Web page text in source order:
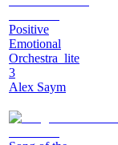
Positive
Emotional
Orchestra_lite
3
Alex Saym